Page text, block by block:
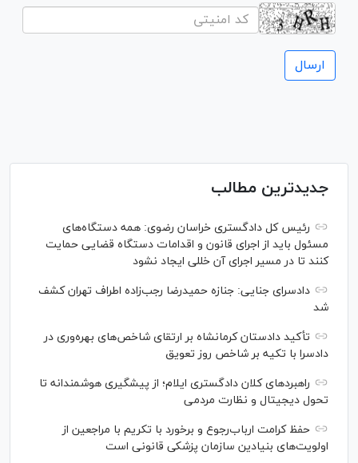
جدیدترین مطالب
رئیس کل دادگستری خراسان رضوی: همه دستگاه‌های
مسئول باید از اجرای قانون و اقدامات دستگاه قضایی حمایت
کنند تا در مسیر اجرای آن خللی ایجاد نشود
دادسرای جنایی: جنازه حمیدرضا رجب‌زاده اطراف تهران کشف
شد
تأکید دادستان کرمانشاه بر ارتقای شاخص‌های بهره‌وری در
دادسرا با تکیه بر شاخص روز تعویق
راهبرد‌های کلان دادگستری ایلام؛ از پیشگیری هوشمندانه تا
تحول دیجیتال و نظارت مردمی
حفظ کرامت ارباب‌رجوع و برخورد با تکریم با مراجعین از
اولویت‌های بنیادین سازمان پزشکی قانونی است